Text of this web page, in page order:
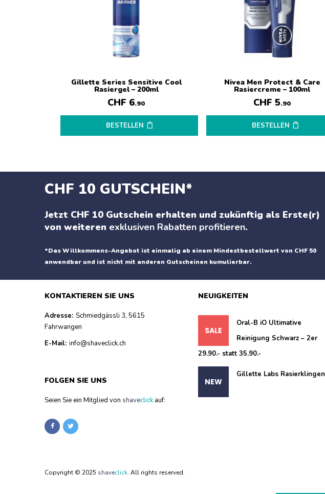
Gillette Series Sensitive Cool
Rasiergel – 200ml
CHF 6.90
BESTELLEN
Nivea Men Protect & Care
Rasiercreme – 100ml
CHF 5.90
BESTELLEN
CHF 10 GUTSCHEIN*
Jetzt CHF 10 Gutschein erhalten und zukünftig als Erste(r)
von weiteren exklusiven Rabatten profitieren.
*Das Willkommens-Angebot ist einmalig ab einem Mindestbestellwert von CHF 50
anwendbar und ist nicht mit anderen Gutscheinen kumulierbar.
KONTAKTIEREN SIE UNS
Adresse: Schmiedgässli 3, 5615
Fahrwangen
E-Mail: info@shaveclick.ch
FOLGEN SIE UNS
Seien Sie ein Mitglied von shaveclick auf:
NEUIGKEITEN
Oral-B iO Ultimative
Reinigung Schwarz – 2er
29.90.- statt 35.90.-
Gillette Labs Rasierklingen
Copyright © 2025 shaveclick. All rights reserved.